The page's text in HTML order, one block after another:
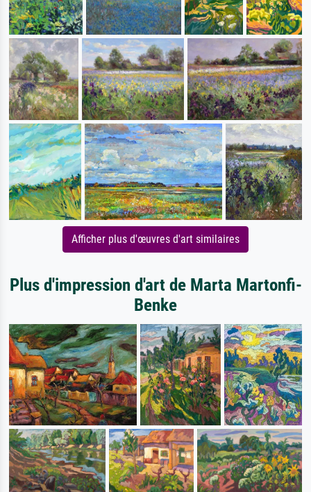
Afficher plus d'œuvres d'art similaires
Plus d'impression d'art de Marta Martonfi-
Benke